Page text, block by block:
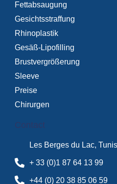
Fettabsaugung
Gesichtsstraffung
Rhinoplastik
Gesäß-Lipofilling
Brustvergrößerung
Sleeve
Preise
Chirurgen
Contact
Les Berges du Lac,
+ 33 (0)1 87 64 13 99
+44 (0) 20 38 85 06 59